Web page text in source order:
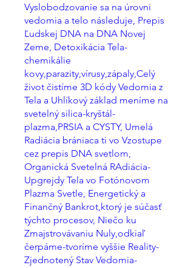
Vyslobodzovanie sa na úrovni
vedomia a telo následuje, Prepis
Ľudskej DNA na DNA Novej
Zeme, Detoxikácia Tela-
chemikálie
kovy,parazity,vírusy,zápaly,Celý
život čistíme 3D kódy Vedomia z
Tela a Uhlíkový základ meníme na
svetelný silica-kryštál-
plazma,PRSIA a CYSTY, Umelá
Radiácia brániaca ti vo Vzostupe
cez prepis DNA svetlom,
Organická Svetelná RAdiácia-
Upgrejdy Tela vo Fotónovom
Plazma Svetle, Energetický a
Finančný Bankrot,ktorý je súčasť
týchto procesov, Niečo ku
Zmajstrovávaniu Nuly,odkiaľ
čerpáme-tvoríme vyššie Reality-
Zjednotený Stav Vedomia-